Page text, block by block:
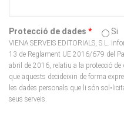
VIENA SERVEIS EDITORIALS, S.L.
13 de Reglament UE 2016/679 del
abril de 2016, relatiu a la protecció de
que aquests decideixin de forma
les dades personals que li són
seus serveis.
CAPTCHA